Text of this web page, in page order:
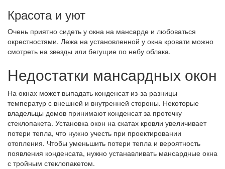
Красота и уют
Очень приятно сидеть у окна на мансарде и любоваться
окрестностями. Лежа на установленной у окна кровати можно
смотреть на звезды или бегущие по небу облака.
Недостатки мансардных окон
На окнах может выпадать конденсат из-за разницы
температур с внешней и внутренней стороны. Некоторые
владельцы домов принимают конденсат за протечку
стеклопакета. Установка окон на скатах кровли увеличивает
потери тепла, что нужно учесть при проектировании
отопления. Чтобы уменьшить потери тепла и вероятность
появления конденсата, нужно устанавливать мансардные окна
с тройным стеклопакетом.